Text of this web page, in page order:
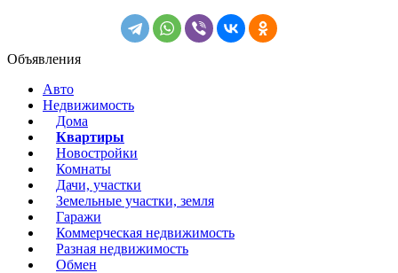
Объявления
Авто
Недвижимость
Дома
Квартиры
Новостройки
Комнаты
Дачи, участки
Земельные участки, земля
Гаражи
Коммерческая недвижимость
Разная недвижимость
Обмен